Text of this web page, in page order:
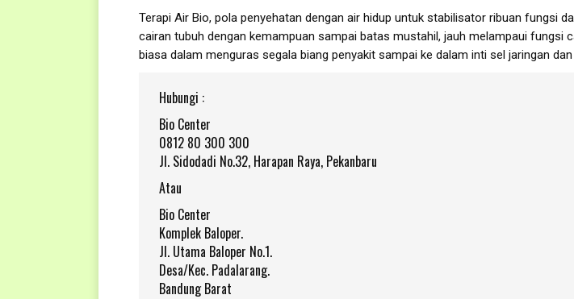
Terapi Air Bio, pola penyehatan dengan air hidup untuk stabilisator ribuan fungsi
cairan tubuh dengan kemampuan sampai batas mustahil, jauh melampaui fungsi
biasa dalam menguras segala biang penyakit sampai ke dalam inti sel jaringan
Hubungi :
Bio Center
0812 80 300 300
Jl. Sidodadi No.32, Harapan Raya, Pekanbaru
Atau
Bio Center
Komplek Baloper.
Jl. Utama Baloper No.1.
Desa/Kec. Padalarang.
Bandung Barat